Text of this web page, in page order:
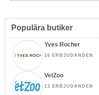
Populära butiker
Yves Rocher
16 ERBJUDANDEN
VetZoo
13 ERBJUDANDEN